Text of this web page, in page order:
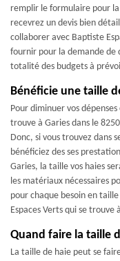
remplir le formulaire pour
recevrez un devis bien
collaborer avec Baptiste
fournir pour la demande de
totalité des budgets à
Bénéficie une taille
Pour diminuer vos
trouve à Garies dans le
Donc, si vous trouvez dans
bénéficiez des ses
Garies, la taille vos haies
les matériaux nécessaires
pour chaque besoin en
Espaces Verts qui se trouve
Quand faire la taille
La taille de haie peut se